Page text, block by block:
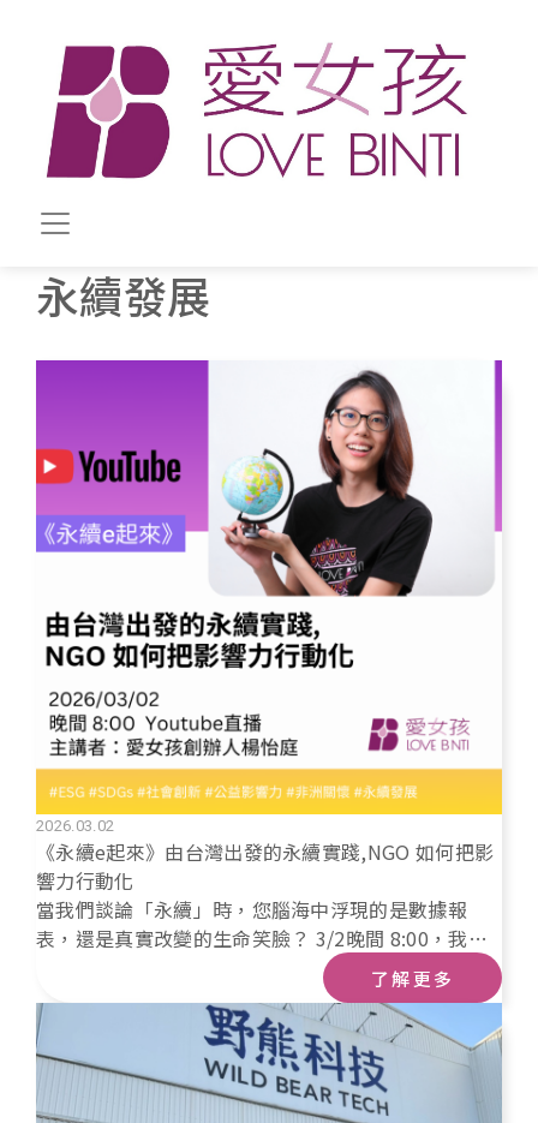
永續發展
2026.03.02
《永續e起來》由台灣出發的永續實踐,NGO 如何把影
響力行動化
當我們談論「永續」時，您腦海中浮現的是數據報
表，還是真實改變的生命笑臉？ 3/2晚間 8:00，我們
的創辦人楊怡庭，在《永續e起來》youtube頻道直
播。
了解更多